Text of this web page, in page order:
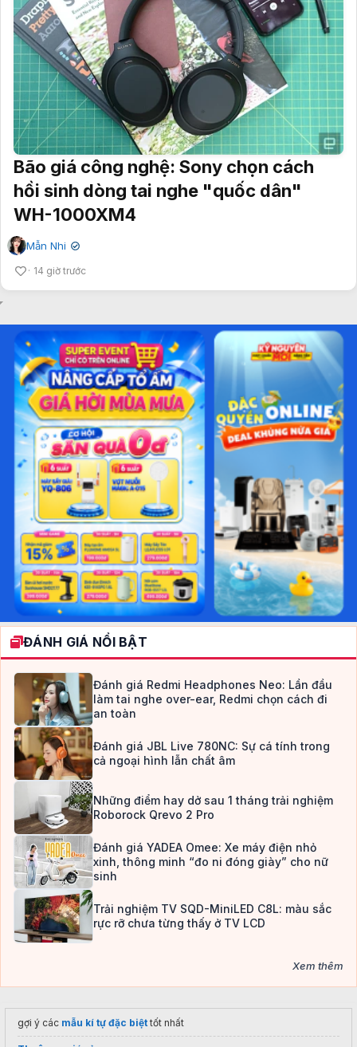
Bão giá công nghệ: Sony chọn cách
hồi sinh dòng tai nghe "quốc dân"
WH-1000XM4
Mẫn Nhi ✔
14 giờ trước
ĐÁNH GIÁ NỔI BẬT
Đánh giá Redmi Headphones Neo: Lần đầu
làm tai nghe over-ear, Redmi chọn cách đi
an toàn
Đánh giá JBL Live 780NC: Sự cá tính trong
cả ngoại hình lẫn chất âm
Những điểm hay dở sau 1 tháng trải nghiệm
Roborock Qrevo 2 Pro
Đánh giá YADEA Omee: Xe máy điện nhỏ
xinh, thông minh “đo ni đóng giày” cho nữ
sinh
Trải nghiệm TV SQD-MiniLED C8L: màu sắc
rực rỡ chưa từng thấy ở TV LCD
Xem thêm
gợi ý các mẫu kí tự đặc biệt tốt nhất